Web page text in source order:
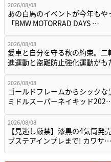
2026/08/08
あの白馬のイベントが今年もや
「BMW MOTORRAD DAYS …
2026/08/08
愛車と自分を守る秋の約束。二
進運動と盗難防止強化運動が
2026/08/08
ゴールドフレームからシックな
ミドルスーパーネイキッド
2026/08/08
【見逃し厳禁】漆黒の4気筒発
ブステアインプレまで! カワサ…